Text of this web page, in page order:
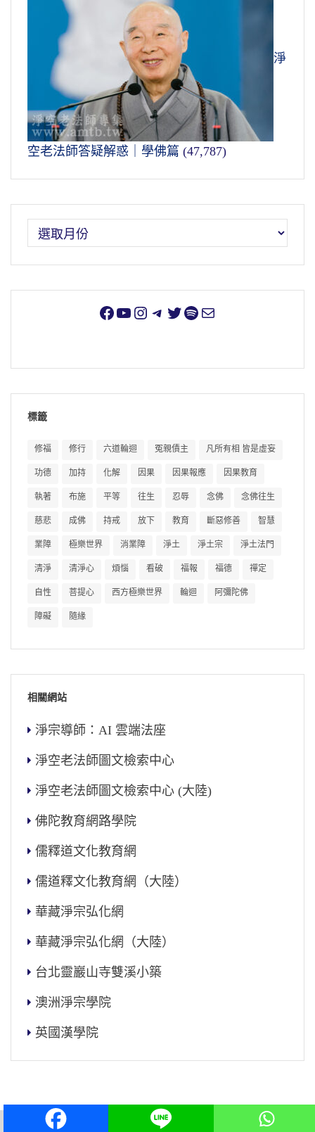
淨
空老法師答疑解惑｜學佛篇 (47,787)
標籤
修福 修行 六道輪迴 冤親債主 凡所有相 皆是虛妄
功德 加持 化解 因果 因果報應 因果教育
執著 布施 平等 往生 忍辱 念佛 念佛往生
慈悲 成佛 持戒 放下 教育 斷惡修善 智慧
業障 極樂世界 消業障 淨土 淨土宗 淨土法門
清淨 清淨心 煩惱 看破 福報 福德 禪定
自性 菩提心 西方極樂世界 輪迴 阿彌陀佛
障礙 隨緣
相關網站
淨宗導師：AI 雲端法座
淨空老法師圖文檢索中心
淨空老法師圖文檢索中心 (大陸)
佛陀教育網路學院
儒釋道文化教育網
儒道釋文化教育網（大陸）
華藏淨宗弘化網
華藏淨宗弘化網（大陸）
台北靈巖山寺雙溪小築
澳洲淨宗學院
英國漢學院